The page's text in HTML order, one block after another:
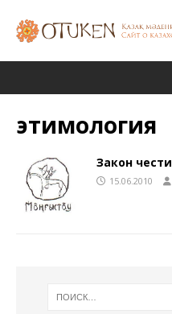
этимология
Закон чести
15.06.2010